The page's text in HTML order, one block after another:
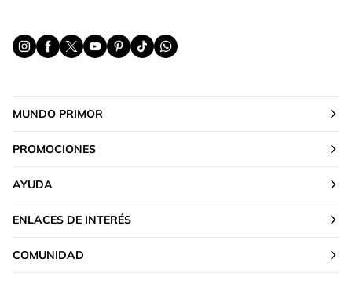
MUNDO PRIMOR
PROMOCIONES
AYUDA
ENLACES DE INTERÉS
COMUNIDAD